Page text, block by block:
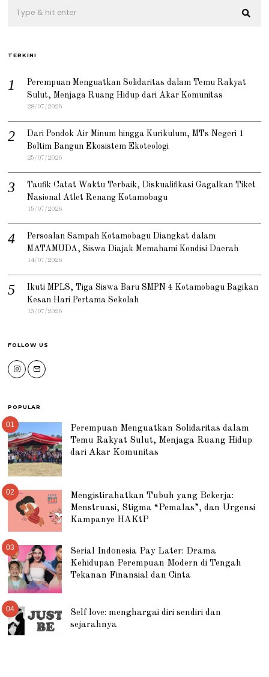
TERKINI
Perempuan Menguatkan Solidaritas dalam Temu Rakyat
Sulut, Menjaga Ruang Hidup dari Akar Komunitas
28/07/2026
Dari Pondok Air Minum hingga Kurikulum, MTs Negeri 1
Boltim Bangun Ekosistem Ekoteologi
25/07/2026
Taufik Catat Waktu Terbaik, Diskualifikasi Gagalkan Tiket
Nasional Atlet Renang Kotamobagu
15/07/2026
Persoalan Sampah Kotamobagu Diangkat dalam
MATAMUDA, Siswa Diajak Memahami Kondisi Daerah
14/07/2026
Ikuti MPLS, Tiga Siswa Baru SMPN 4 Kotamobagu Bagikan
Kesan Hari Pertama Sekolah
13/07/2026
FOLLOW US
POPULAR
01
Perempuan Menguatkan Solidaritas dalam
Temu Rakyat Sulut, Menjaga Ruang Hidup
dari Akar Komunitas
02
Mengistirahatkan Tubuh yang Bekerja:
Menstruasi, Stigma “Pemalas”, dan Urgensi
Kampanye HAKtP
03
Serial Indonesia Pay Later: Drama
Kehidupan Perempuan Modern di Tengah
Tekanan Finansial dan Cinta
04
Self love: menghargai diri sendiri dan
sejarahnya